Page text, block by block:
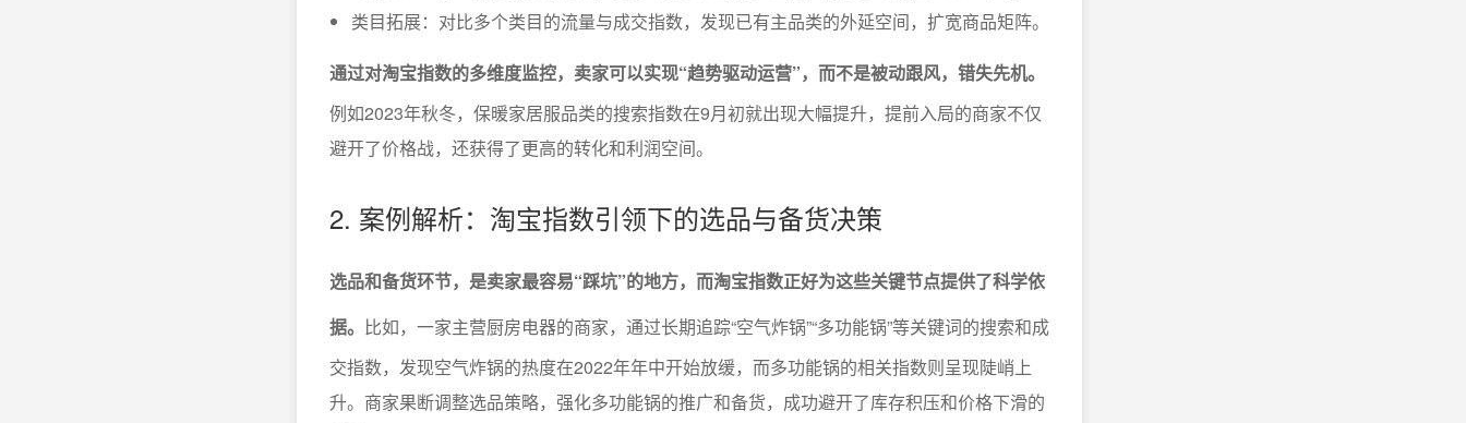
类目拓展：对比多个类目的流量与成交指数，发现已有主品类的外延空间，扩宽商品矩阵。
通过对淘宝指数的多维度监控，卖家可以实现“趋势驱动运营”，而不是被动跟风，错失先机。
例如2023年秋冬，保暖家居服品类的搜索指数在9月初就出现大幅提升，提前入局的商家不仅
避开了价格战，还获得了更高的转化和利润空间。
2. 案例解析：淘宝指数引领下的选品与备货决策
选品和备货环节，是卖家最容易“踩坑”的地方，而淘宝指数正好为这些关键节点提供了科学依
据。 比如，一家主营厨房电器的商家，通过长期追踪“空气炸锅”“多功能锅”等关键词的搜索和成
交指数，发现空气炸锅的热度在2022年年中开始放缓，而多功能锅的相关指数则呈现陡峭上
升。商家果断调整选品策略，强化多功能锅的推广和备货，成功避开了库存积压和价格下滑的